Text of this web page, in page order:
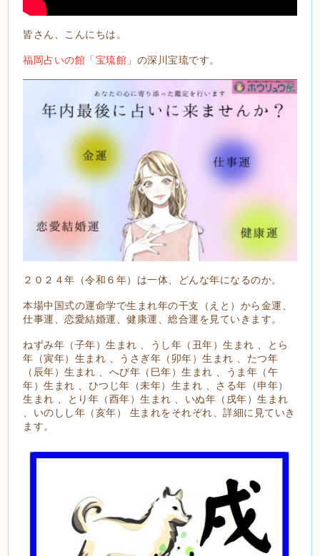
皆さん、こんにちは。
福岡占いの館「宝琉館」 の深川宝琉です。
２０２４年（令和６年）は一体、どんな年になるのか。
本場中国式の運命学で生まれ年の干支（えと）から金運、
仕事運、恋愛結婚運、健康運、総合運を見ていきます。
ねずみ年（子年）生まれ 、うし年（丑年）生まれ 、とら
年（寅年）生まれ 、うさぎ年（卯年）生まれ 、たつ年
（辰年）生まれ 、へび年（巳年）生まれ 、うま年（午
年）生まれ 、ひつじ年（未年）生まれ 、さる年（申年）
生まれ 、とり年（酉年）生まれ 、いぬ年（戌年）生まれ
、いのしし年（亥年） 生まれをそれぞれ、詳細に見ていき
ます。